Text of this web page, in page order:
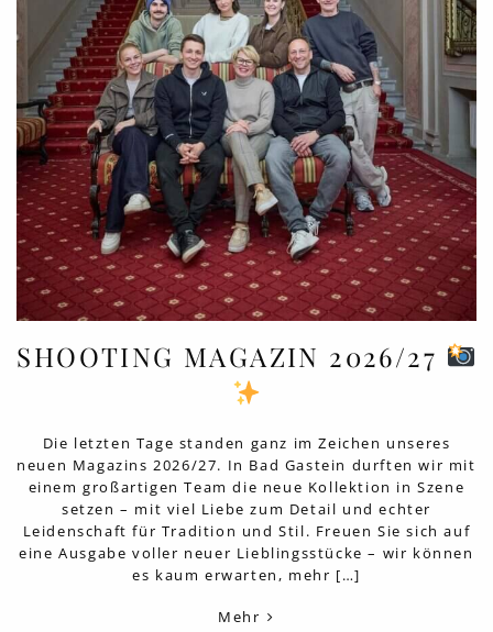
SHOOTING MAGAZIN 2026/27
Die letzten Tage standen ganz im Zeichen unseres
neuen Magazins 2026/27. In Bad Gastein durften wir mit
einem großartigen Team die neue Kollektion in Szene
setzen – mit viel Liebe zum Detail und echter
Leidenschaft für Tradition und Stil. Freuen Sie sich auf
eine Ausgabe voller neuer Lieblingsstücke – wir können
es kaum erwarten, mehr […]
Mehr